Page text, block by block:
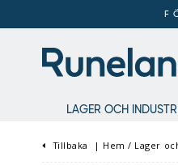
LAGER OCH
Tillbaka | Hem / Lager